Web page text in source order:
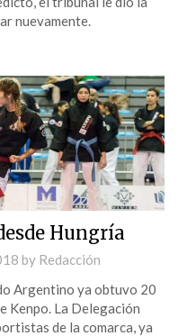
nuevamente.
Hungría
by Redacción
Argentino ya obtuvo 20
Kenpo. La Delegación
de la comarca, ya